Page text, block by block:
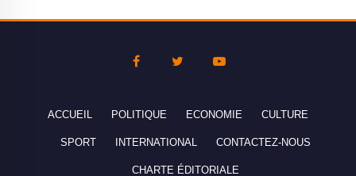
ACCUEIL POLITIQUE ECONOMIE CULTURE
SPORT INTERNATIONAL CONTACTEZ-NOUS
CHARTE ÉDITORIALE